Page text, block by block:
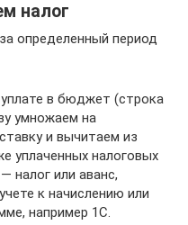
налог
определенный период
в бюджет (строка
умножаем на
и вычитаем из
уплаченных налоговых
налог или аванс,
к начислению или
например 1С.